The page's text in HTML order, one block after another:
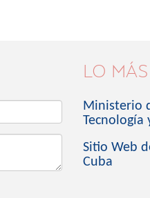
LO
Ministerio
Sitio Web
Cuba